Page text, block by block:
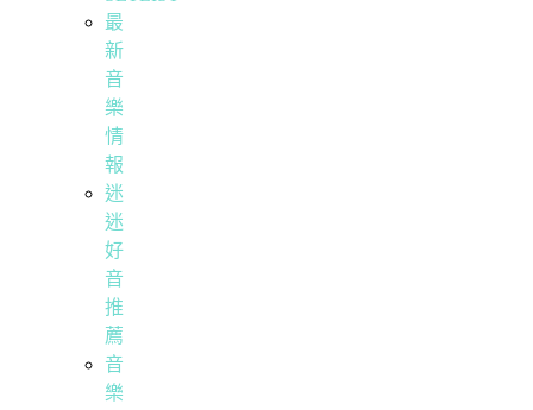
最
新
音
樂
情
報
迷
迷
好
音
推
薦
音
樂